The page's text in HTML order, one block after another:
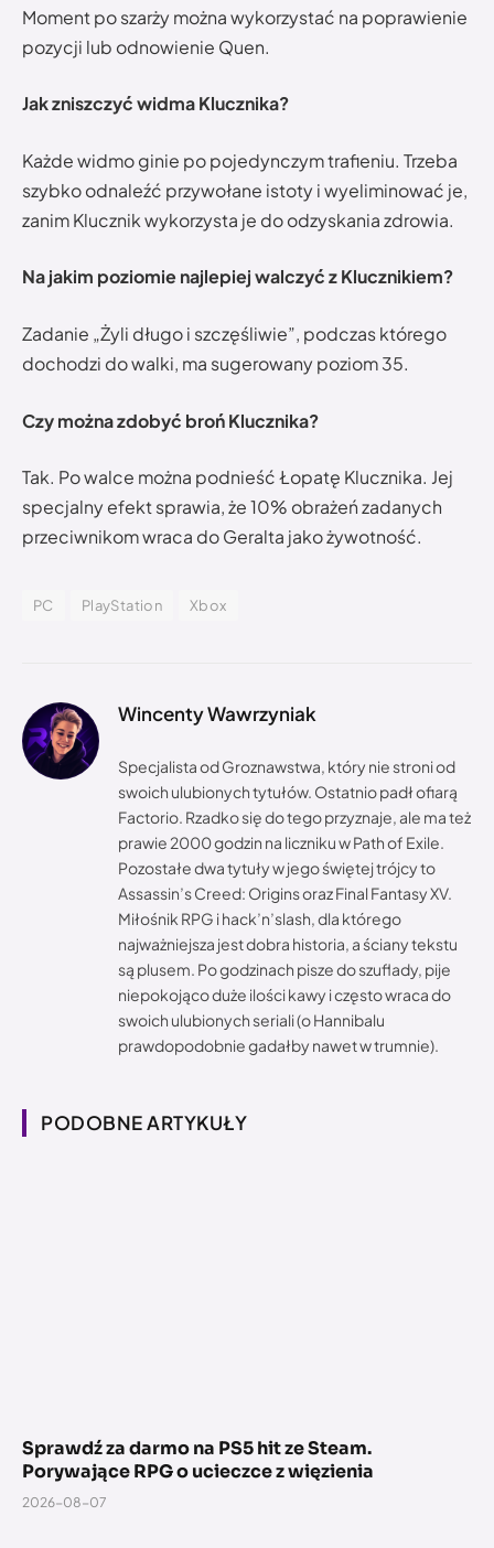
Moment po szarży można wykorzystać na poprawienie
pozycji lub odnowienie Quen.
Jak zniszczyć widma Klucznika?
Każde widmo ginie po pojedynczym trafieniu. Trzeba
szybko odnaleźć przywołane istoty i wyeliminować je,
zanim Klucznik wykorzysta je do odzyskania zdrowia.
Na jakim poziomie najlepiej walczyć z Klucznikiem?
Zadanie „Żyli długo i szczęśliwie”, podczas którego
dochodzi do walki, ma sugerowany poziom 35.
Czy można zdobyć broń Klucznika?
Tak. Po walce można podnieść Łopatę Klucznika. Jej
specjalny efekt sprawia, że 10% obrażeń zadanych
przeciwnikom wraca do Geralta jako żywotność.
PC PlayStation Xbox
Wincenty Wawrzyniak
Specjalista od Groznawstwa, który nie stroni od
swoich ulubionych tytułów. Ostatnio padł ofiarą
Factorio. Rzadko się do tego przyznaje, ale ma też
prawie 2000 godzin na liczniku w Path of Exile.
Pozostałe dwa tytuły w jego świętej trójcy to
Assassin’s Creed: Origins oraz Final Fantasy XV.
Miłośnik RPG i hack’n’slash, dla którego
najważniejsza jest dobra historia, a ściany tekstu
są plusem. Po godzinach pisze do szuflady, pije
niepokojąco duże ilości kawy i często wraca do
swoich ulubionych seriali (o Hannibalu
prawdopodobnie gadałby nawet w trumnie).
PODOBNE ARTYKUŁY
Sprawdź za darmo na PS5 hit ze Steam.
Porywające RPG o ucieczce z więzienia
2026-08-07